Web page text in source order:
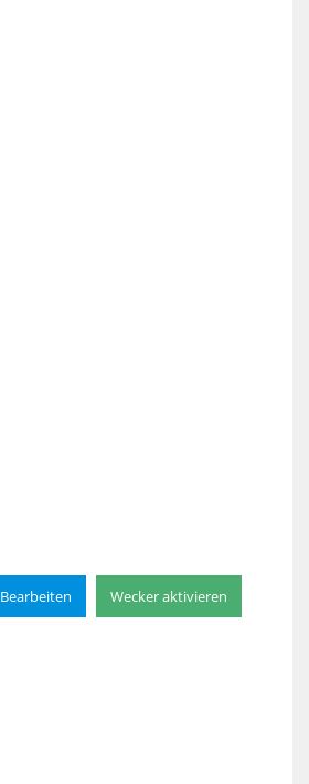
Bearbeiten Wecker aktivieren